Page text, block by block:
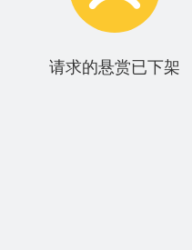
请求的悬赏已下架